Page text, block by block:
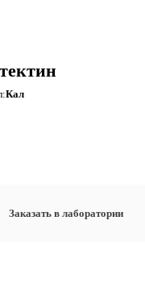
Кал
Заказать в лаборатории